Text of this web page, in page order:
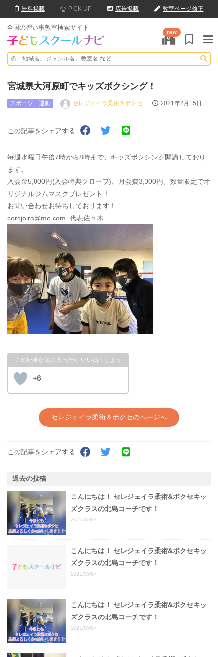
無料掲載 PICK UP 広告掲載 教室ページ修正
全国の習い事教室検索サイト
new
宮城県大河原町でキッズボクシング！
スポーツ・運動 セレジェイラ柔術＆ボクセ 2021年2月15日
この記事をシェアする
毎週水曜日午後7時から8時まで、キッズボクシング開講しており
ます。
入会金5,000円(入会特典グローブ)、月会費3,000円、数量限定でオ
リジナルジムマスクプレゼント！
お問い合わせお待ちしております！
cerejeira@me.com 代表佐々木
+6
セレジェイラ柔術＆ボクセのページへ
この記事をシェアする
過去の投稿
こんにちは！ セレジェイラ柔術&ボクセキッ
ズクラスの北島コーチです！
2021/03/07
こんにちは！ セレジェイラ柔術&ボクセキッ
ズクラスの北島コーチです！
2021/03/07
こんにちは！ セレジェイラ柔術&ボクセキッ
ズクラスの北島コーチです！
2021/03/07